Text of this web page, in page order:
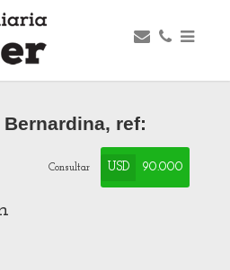
Bernardina, ref:
Consultar USD 90.000